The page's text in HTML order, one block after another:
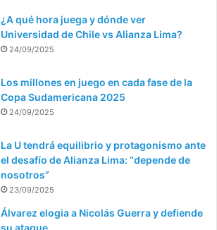
¿A qué hora juega y dónde ver
Universidad de Chile vs Alianza Lima?
24/09/2025
Los millones en juego en cada fase de la
Copa Sudamericana 2025
24/09/2025
La U tendrá equilibrio y protagonismo ante
el desafío de Alianza Lima: “depende de
nosotros”
23/09/2025
Álvarez elogia a Nicolás Guerra y defiende
su ataque